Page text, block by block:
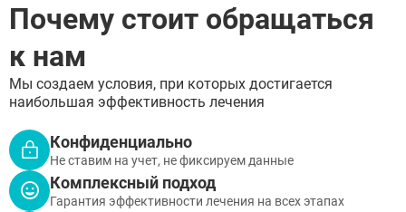
Почему стоит обращаться
к нам
Мы создаем условия, при которых достигается
наибольшая эффективность лечения
Конфиденциально
Не ставим на учет, не фиксируем данные
Комплексный подход
Гарантия эффективности лечения на всех этапах
Лосино-Петровский
Красноармейск
Волоколамск
Озёры
Старая Купавна
Кубинка
Голицыно
Бронницы
Рошаль
Хотьково
Зарайск